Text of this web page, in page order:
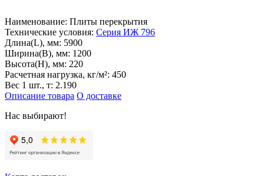
Наименование: Плиты перекрытия
Технические условия: Cерия ИЖ 796
Длина(L), мм: 5900
Ширина(B), мм: 1200
Высота(H), мм: 220
Расчетная нагрузка, кг/м²: 450
Вес 1 шт., т: 2.190
Описание товара О доставке
Нас выбирают!